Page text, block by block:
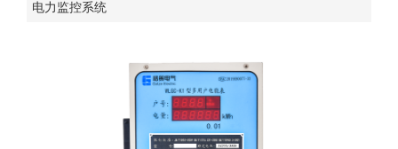
电力监控系统